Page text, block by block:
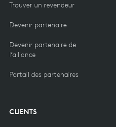
Trouver un revendeur
Devenir partenaire
Devenir partenaire de
l’alliance
Portail des partenaires
CLIENTS